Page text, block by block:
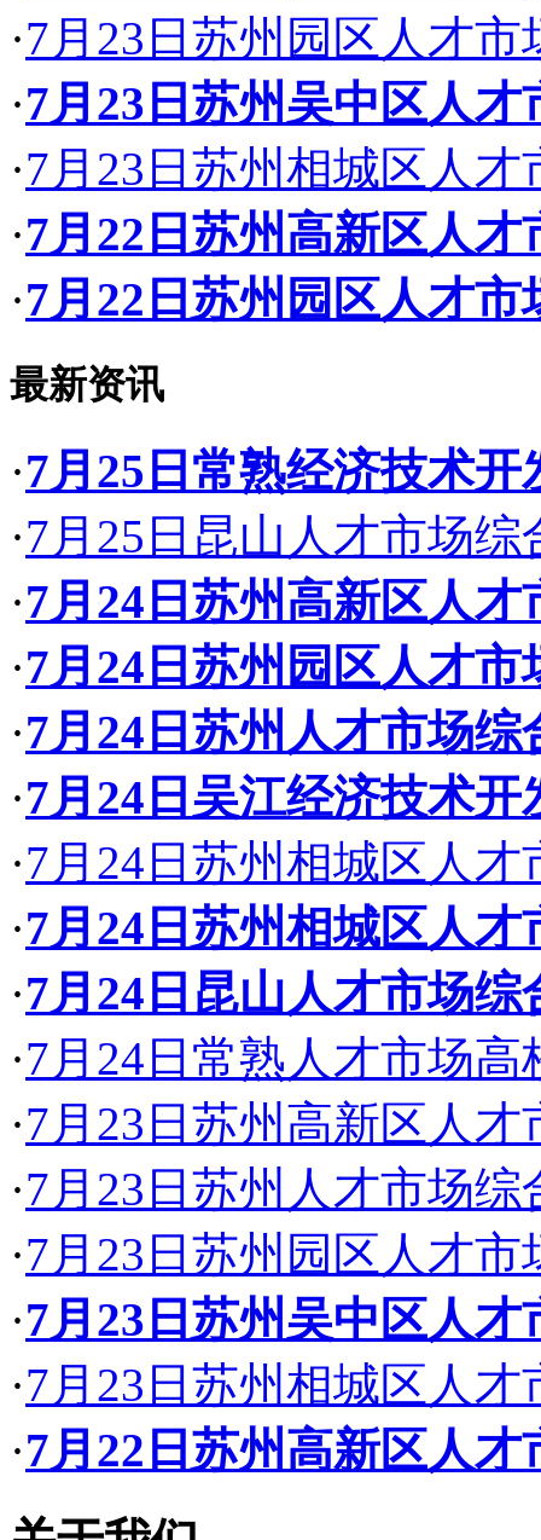
·7月23日苏州园区人才市
·7月23日苏州吴中区人才
·7月23日苏州相城区人才
·7月22日苏州高新区人才
·7月22日苏州园区人才市
最新资讯
·7月25日常熟经济技术开
·7月25日昆山人才市场综
·7月24日苏州高新区人才
·7月24日苏州园区人才市
·7月24日苏州人才市场综
·7月24日吴江经济技术开
·7月24日苏州相城区人才
·7月24日苏州相城区人才
·7月24日昆山人才市场综
·7月24日常熟人才市场高
·7月23日苏州高新区人才
·7月23日苏州人才市场综
·7月23日苏州园区人才市
·7月23日苏州吴中区人才
·7月23日苏州相城区人才
·7月22日苏州高新区人才